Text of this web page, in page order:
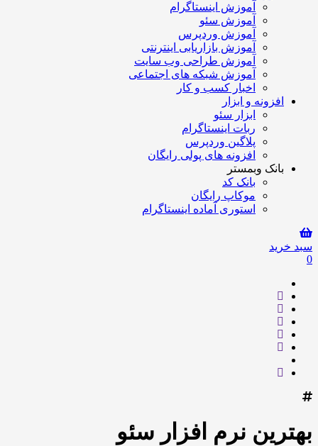
آموزش اینستاگرام
آموزش سئو
آموزش وردپرس
آموزش بازاریابی اینترنتی
آموزش طراحی وب سایت
آموزش شبکه های اجتماعی
اخبار کسب و کار
افزونه و ابزار
ابزار سئو
ربات اینستاگرام
پلاگین وردپرس
افزونه های پولی رایگان
بانک وبمستر
بانک کد
موکاپ رایگان
استوری آماده اینستاگرام
سبد خرید
0
بهترین نرم افزار سئو